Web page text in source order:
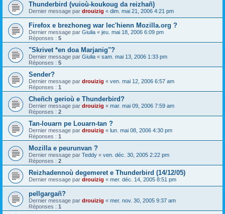
Thunderbird (vuioù-koukoug da reizhañ)
Dernier message par drouizig « dim. mai 21, 2006 4:21 pm
Firefox e brezhoneg war lec'hienn Mozilla.org ?
Dernier message par Giulia « jeu. mai 18, 2006 6:09 pm
Réponses : 5
"Skrivet *en doa Marjanig"?
Dernier message par Giulia « sam. mai 13, 2006 1:33 pm
Réponses : 5
Sender?
Dernier message par drouizig « ven. mai 12, 2006 6:57 am
Réponses : 1
Cheñch gerioù e Thunderbird?
Dernier message par drouizig « mar. mai 09, 2006 7:59 am
Réponses : 2
Tan-louarn pe Louarn-tan ?
Dernier message par drouizig « lun. mai 08, 2006 4:30 pm
Réponses : 1
Mozilla e peurunvan ?
Dernier message par Teddy « ven. déc. 30, 2005 2:22 pm
Réponses : 2
Reizhadennoù degemeret e Thunderbird (14/12/05)
Dernier message par drouizig « mer. déc. 14, 2005 8:51 pm
pellgargañ?
Dernier message par drouizig « mer. nov. 30, 2005 9:37 am
Réponses : 1